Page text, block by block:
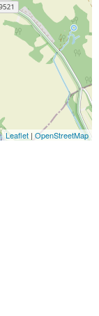
Leaflet | OpenStreetMap